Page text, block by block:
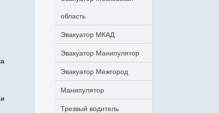
область
Эвакуатор МКАД
Эвакуатор Манипулятор
Эвакуатор Межгород
Манипулятор
Трезвый водитель